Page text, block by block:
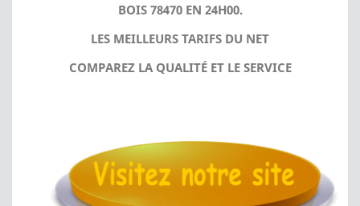
BOIS 78470 EN 24H00.
LES MEILLEURS TARIFS DU NET
COMPAREZ LA QUALITÉ ET LE SERVICE